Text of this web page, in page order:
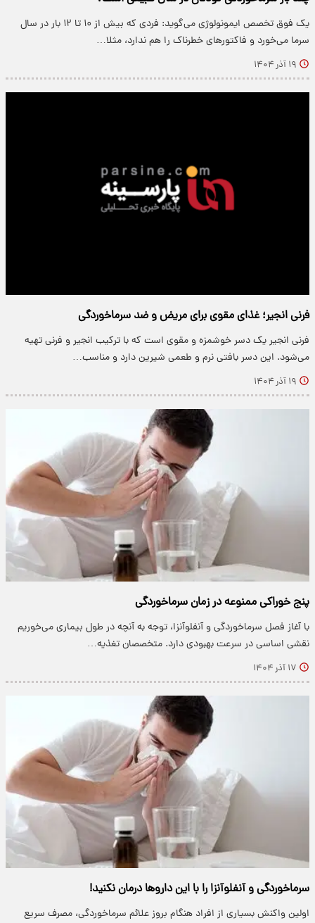
یک فوق تخصص ایمونولوژی می‌گوید: فردی که بیش از ۱۰ تا ۱۲ بار در سال
سرما می‌خورد و فاکتورهای خطرناک را هم ندارد، مثلا…
۱۹ آذر ۱۴۰۴
فرنی انجیر؛ غذای مقوی برای مریض و ضد سرماخوردگی
فرنی انجیر یک دسر خوشمزه و مقوی است که با ترکیب انجیر و فرنی تهیه
می‌شود. این دسر بافتی نرم و طعمی شیرین دارد و مناسب…
۱۹ آذر ۱۴۰۴
پنج خوراکی ممنوعه در زمان سرماخوردگی
با آغاز فصل سرماخوردگی و آنفلوآنزا، توجه به آنچه در طول بیماری می‌خوریم
نقشی اساسی در سرعت بهبودی دارد. متخصصان تغذیه…
۱۷ آذر ۱۴۰۴
سرماخوردگی و آنفلوآنزا را با این داروها درمان نکنید!
اولین واکنش بسیاری از افراد هنگام بروز علائم سرماخوردگی، مصرف سریع